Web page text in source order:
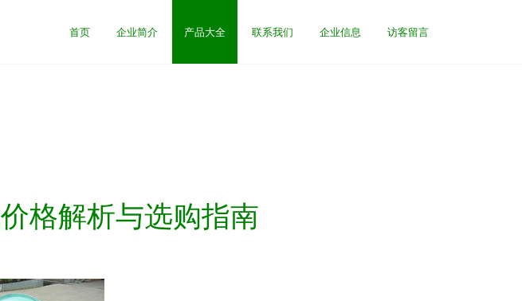
首页 企业简介 产品大全 联系我们 企业信息 访客留言
格解析与选购指南